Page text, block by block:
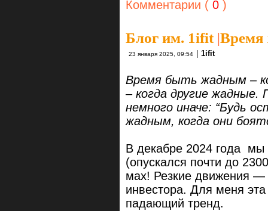
Комментарии ( 0 )
Блог им. 1ifit|Время
23 января 2025, 09:54 1ifit
Время быть жадным –
– когда другие
немного иначе: “Будь
жадным, когда они
В декабре 2024 года мы
(опускался почти до
мах! Резкие движения —
инвестора. Для меня
падающий тренд.